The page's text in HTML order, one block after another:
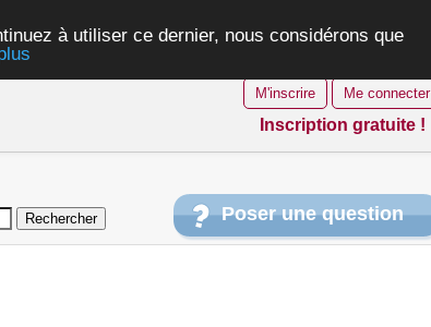
à utiliser ce dernier, nous considérons que
M'inscrire Me connecter
Inscription gratuite !
Poser une question